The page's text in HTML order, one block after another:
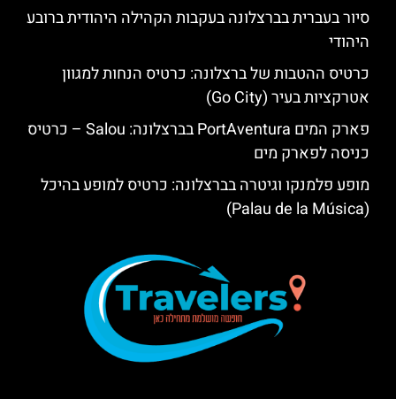
סיור בעברית בברצלונה בעקבות הקהילה היהודית ברובע
היהודי
כרטיס ההטבות של ברצלונה: כרטיס הנחות למגוון
אטרקציות בעיר (Go City)
פארק המים PortAventura בברצלונה: Salou – כרטיס
כניסה לפארק מים
מופע פלמנקו וגיטרה בברצלונה: כרטיס למופע בהיכל
(Palau de la Música)